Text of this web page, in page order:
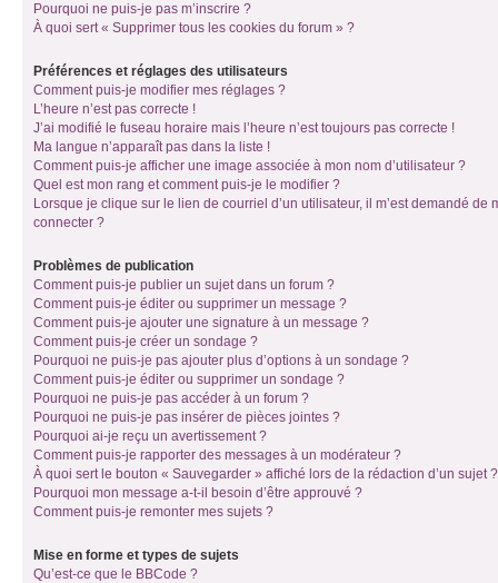
Pourquoi ne puis-je pas m’inscrire ?
À quoi sert « Supprimer tous les cookies du forum » ?
Préférences et réglages des utilisateurs
Comment puis-je modifier mes réglages ?
L’heure n’est pas correcte !
J’ai modifié le fuseau horaire mais l’heure n’est toujours pas correcte !
Ma langue n’apparaît pas dans la liste !
Comment puis-je afficher une image associée à mon nom d’utilisateur ?
Quel est mon rang et comment puis-je le modifier ?
Lorsque je clique sur le lien de courriel d’un utilisateur, il m’est demandé de
connecter ?
Problèmes de publication
Comment puis-je publier un sujet dans un forum ?
Comment puis-je éditer ou supprimer un message ?
Comment puis-je ajouter une signature à un message ?
Comment puis-je créer un sondage ?
Pourquoi ne puis-je pas ajouter plus d’options à un sondage ?
Comment puis-je éditer ou supprimer un sondage ?
Pourquoi ne puis-je pas accéder à un forum ?
Pourquoi ne puis-je pas insérer de pièces jointes ?
Pourquoi ai-je reçu un avertissement ?
Comment puis-je rapporter des messages à un modérateur ?
À quoi sert le bouton « Sauvegarder » affiché lors de la rédaction d’un sujet ?
Pourquoi mon message a-t-il besoin d’être approuvé ?
Comment puis-je remonter mes sujets ?
Mise en forme et types de sujets
Qu’est-ce que le BBCode ?